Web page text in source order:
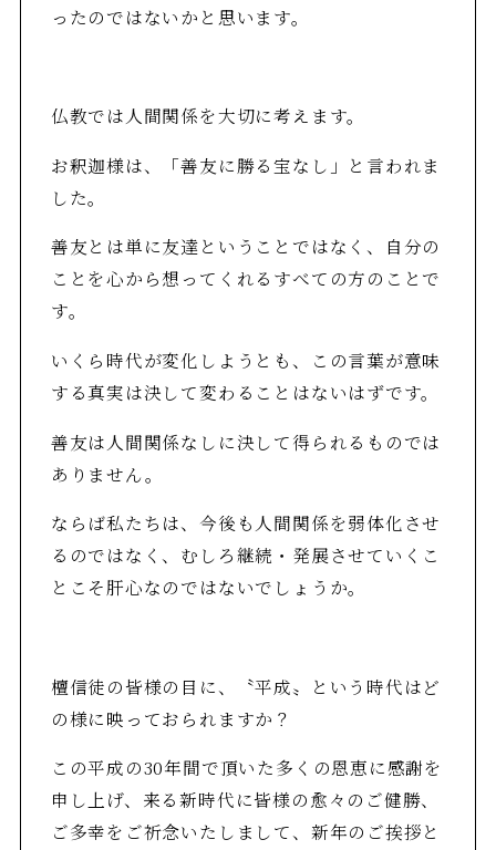
ったのではないかと思います。
仏教では人間関係を大切に考えます。
お釈迦様は、「善友に勝る宝なし」と言われま
した。
善友とは単に友達ということではなく、自分の
ことを心から想ってくれるすべての方のことで
す。
いくら時代が変化しようとも、この言葉が意味
する真実は決して変わることはないはずです。
善友は人間関係なしに決して得られるものでは
ありません。
ならば私たちは、今後も人間関係を弱体化させ
るのではなく、むしろ継続・発展させていくこ
とこそ肝心なのではないでしょうか。
檀信徒の皆様の目に、〝平成〟という時代はど
の様に映っておられますか？
この平成の30年間で頂いた多くの恩恵に感謝を
申し上げ、来る新時代に皆様の愈々のご健勝、
ご多幸をご祈念いたしまして、新年のご挨拶と